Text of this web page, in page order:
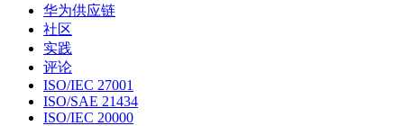
华为供应链
社区
实践
评论
ISO/IEC 27001
ISO/SAE 21434
ISO/IEC 20000